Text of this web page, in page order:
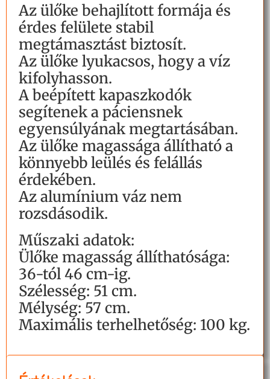
Az ülőke behajlított formája és
érdes felülete stabil
megtámasztást biztosít.
Az ülőke lyukacsos, hogy a víz
kifolyhasson.
A beépített kapaszkodók
segítenek a páciensnek
egyensúlyának megtartásában.
Az ülőke magassága állítható a
könnyebb leülés és felállás
érdekében.
Az alumínium váz nem
rozsdásodik.
Műszaki adatok:
Ülőke magasság állíthatósága:
36-tól 46 cm-ig.
Szélesség: 51 cm.
Mélység: 57 cm.
Maximális terhelhetőség: 100 kg.